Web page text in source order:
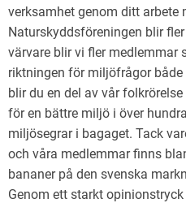
verksamhet genom ditt arbete
Naturskyddsföreningen blir
värvare blir vi fler medlemmar
riktningen för miljöfrågor
blir du en del av vår
för en bättre miljö i över
miljösegrar i bagaget. Tack
och våra medlemmar finns
bananer på den svenska
Genom ett starkt